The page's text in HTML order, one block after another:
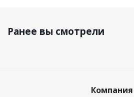
Ранее вы смотрели
Компания